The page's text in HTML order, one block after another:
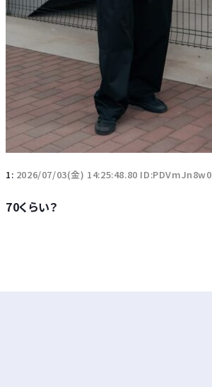
1: 2026/07/03(金) 14:25:48.80 ID:PDVmJn8w0
70くらい？